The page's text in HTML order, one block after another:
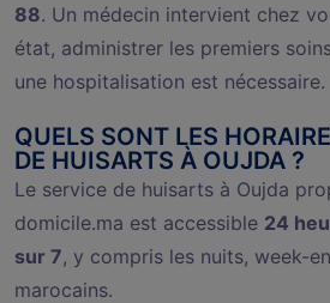
88. Un médecin intervient chez
état, administrer les premiers
une hospitalisation est nécessaire.
QUELS SONT LES
DE HUISARTS À OUJDA ?
Le service de huisarts à Oujda
domicile.ma est accessible 24
sur 7, y compris les nuits, week-
marocains.